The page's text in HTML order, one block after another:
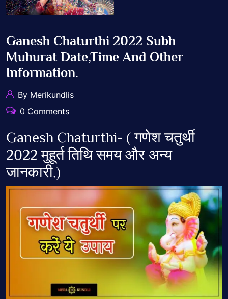
Ganesh Chaturthi 2022 Subh
Muhurat Date,Time And Other
Information.
By Merikundlis
0 Comments
Ganesh Chaturthi- ( गणेश चतुर्थी
2022 मुहूर्त तिथि समय और अन्य
जानकारी.)